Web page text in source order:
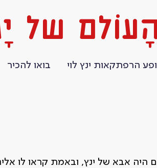
של
הרפתקאות ינץ לוי בואו להכיר
אבא של ינץ, ובאמת קראו לו